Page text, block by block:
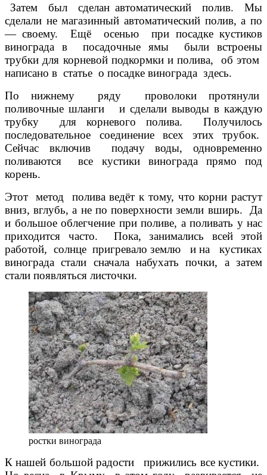
Затем был сделан автоматический полив. Мы
сделали не магазинный автоматический полив, а по
— своему. Ещё осенью при посадке кустиков
винограда в посадочные ямы были встроены
трубки для корневой подкормки и полива, об этом
написано в статье о посадке винограда здесь.
По нижнему ряду проволоки протянули
поливочные шланги и сделали выводы в каждую
трубку для корневого полива. Получилось
последовательное соединение всех этих трубок.
Сейчас включив подачу воды, одновременно
поливаются все кустики винограда прямо под
корень.
Этот метод полива ведёт к тому, что корни растут
вниз, вглубь, а не по поверхности земли вширь. Да
и большое облегчение при поливе, а поливать у нас
приходится часто. Пока, занимались всей этой
работой, солнце пригревало землю и на кустиках
винограда стали сначала набухать почки, а затем
стали появляться листочки.
ростки винограда
К нашей большой радости прижились все кустики.